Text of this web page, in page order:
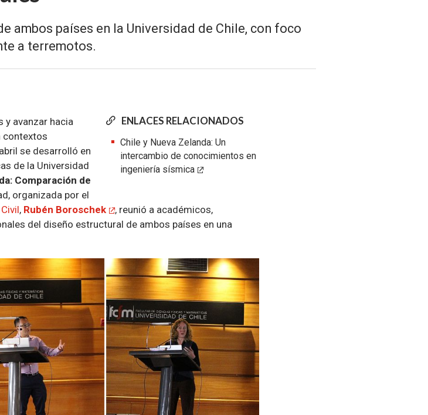
ambos países en la Universidad de Chile, con foco
a terremotos.
ENLACES RELACIONADOS
Chile y Nueva Zelanda: Un
intercambio de conocimientos en
ingeniería sísmica
y avanzar hacia
contextos
se desarrolló en
de la Universidad
Comparación de
organizada por el
, Rubén Boroschek
, reunió a académicos,
del diseño estructural de ambos países en una